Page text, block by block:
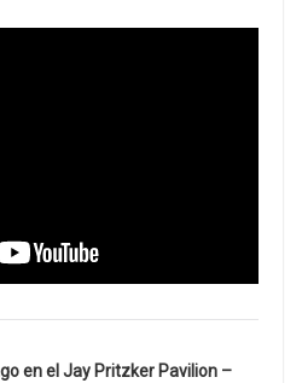
en el Jay Pritzker Pavilion –